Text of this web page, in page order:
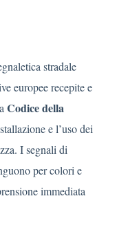
stradale
europee recepite e
Codice della
e l’uso dei
I segnali di
per colori e
immediata